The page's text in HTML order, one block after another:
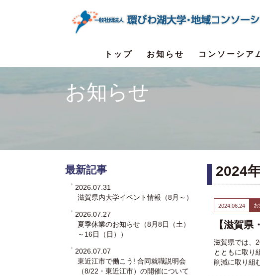
トップ お知らせ コンソーシア
お知らせ
2024
2024.06.24
【滋賀
滋賀県では、
とともに取り
削減に取り組
最新記事
2026.07.31
滋賀県内大学イベント情報（8月～）
2026.07.27
夏季休業のお知らせ（8月8日（土）
～16日（日））
2026.07.07
東近江市で働こう! 合同就職説明会
（8/22・東近江市）の開催について